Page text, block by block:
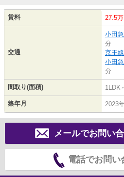
賃料 27.5
交通
小田
分
京王線
小田
分
間取り(面積) 1LDK
築年月 2023
メールでお問い
電話でお問い